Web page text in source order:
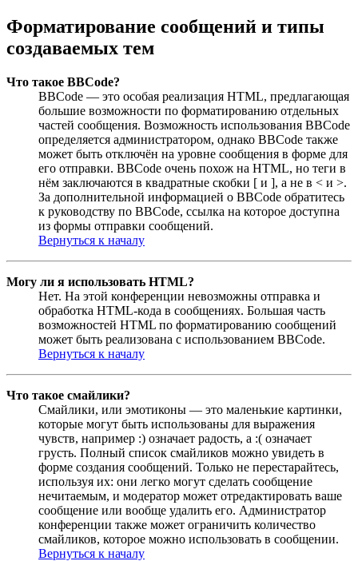
Форматирование сообщений и типы
создаваемых тем
Что такое BBCode?
BBCode — это особая реализация HTML, предлагающая
большие возможности по форматированию отдельных
частей сообщения. Возможность использования BBCode
определяется администратором, однако BBCode также
может быть отключён на уровне сообщения в форме для
его отправки. BBCode очень похож на HTML, но теги в
нём заключаются в квадратные скобки [ и ], а не в < и >.
За дополнительной информацией о BBCode обратитесь
к руководству по BBCode, ссылка на которое доступна
из формы отправки сообщений.
Вернуться к началу
Могу ли я использовать HTML?
Нет. На этой конференции невозможны отправка и
обработка HTML-кода в сообщениях. Большая часть
возможностей HTML по форматированию сообщений
может быть реализована с использованием BBCode.
Вернуться к началу
Что такое смайлики?
Смайлики, или эмотиконы — это маленькие картинки,
которые могут быть использованы для выражения
чувств, например :) означает радость, а :( означает
грусть. Полный список смайликов можно увидеть в
форме создания сообщений. Только не перестарайтесь,
используя их: они легко могут сделать сообщение
нечитаемым, и модератор может отредактировать ваше
сообщение или вообще удалить его. Администратор
конференции также может ограничить количество
смайликов, которое можно использовать в сообщении.
Вернуться к началу